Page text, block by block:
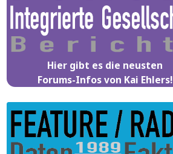
Hier gibt es die neusten
Forums-Infos von Kai Ehlers!